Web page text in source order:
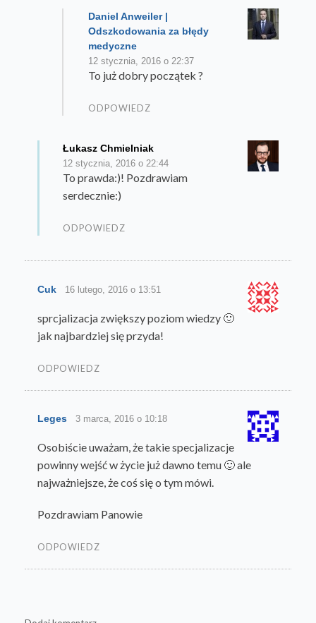
Daniel Anweiler |
Odszkodowania za błędy
medyczne
12 stycznia, 2016 o 22:37
To już dobry początek ?
ODPOWIEDZ
Łukasz Chmielniak
12 stycznia, 2016 o 22:44
To prawda:)! Pozdrawiam
serdecznie:)
ODPOWIEDZ
Cuk 16 lutego, 2016 o 13:51
sprcjalizacja zwiększy poziom wiedzy 🙂
jak najbardziej się przyda!
ODPOWIEDZ
Leges 3 marca, 2016 o 10:18
Osobiście uważam, że takie specjalizacje
powinny wejść w życie już dawno temu 🙂 ale
najważniejsze, że coś się o tym mówi.
Pozdrawiam Panowie
ODPOWIEDZ